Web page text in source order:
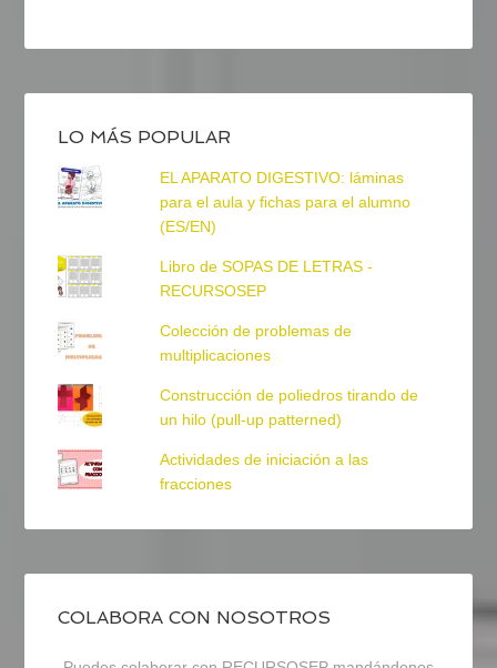
LO MÁS POPULAR
EL APARATO DIGESTIVO: láminas
para el aula y fichas para el alumno
(ES/EN)
Libro de SOPAS DE LETRAS -
RECURSOSEP
Colección de problemas de
multiplicaciones
Construcción de poliedros tirando de
un hilo (pull-up patterned)
Actividades de iniciación a las
fracciones
COLABORA CON NOSOTROS